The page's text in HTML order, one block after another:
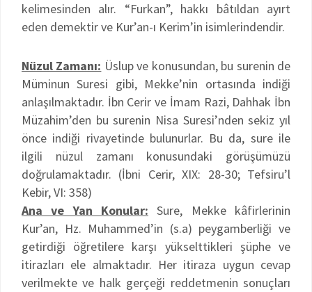
kelimesinden alır. “Furkan”, hakkı bâtıldan ayırt
eden demektir ve Kur’an-ı Kerim’in isimlerindendir.
Nüzul Zamanı: Üslup ve konusundan, bu surenin de
Müminun Suresi gibi, Mekke’nin ortasında indiği
anlaşılmaktadır. İbn Cerir ve İmam Razi, Dahhak İbn
Müzahim’den bu surenin Nisa Suresi’nden sekiz yıl
önce indiği rivayetinde bulunurlar. Bu da, sure ile
ilgili nüzul zamanı konusundaki görüşümüzü
doğrulamaktadır. (İbni Cerir, XIX: 28-30; Tefsiru’l
Kebir, VI: 358)
Ana ve Yan Konular: Sure, Mekke kâfirlerinin
Kur’an, Hz. Muhammed’in (s.a) peygamberliği ve
getirdiği öğretilere karşı yükselttikleri şüphe ve
itirazları ele almaktadır. Her itiraza uygun cevap
verilmekte ve halk gerçeği reddetmenin sonuçları